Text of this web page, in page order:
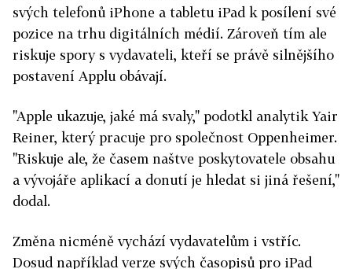
svých telefonů iPhone a tabletu iPad k posílení své
pozice na trhu digitálních médií. Zároveň tím ale
riskuje spory s vydavateli, kteří se právě silnějšího
postavení Applu obávají.
"Apple ukazuje, jaké má svaly," podotkl analytik Yair
Reiner, který pracuje pro společnost Oppenheimer.
"Riskuje ale, že časem naštve poskytovatele obsahu
a vývojáře aplikací a donutí je hledat si jiná řešení,"
dodal.
Změna nicméně vychází vydavatelům i vstříc.
Dosud například verze svých časopisů pro iPad